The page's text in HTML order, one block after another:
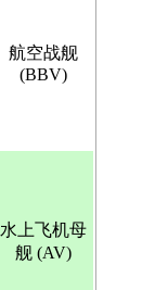
航空战舰
(BBV)
水上飞机母
舰 (AV)